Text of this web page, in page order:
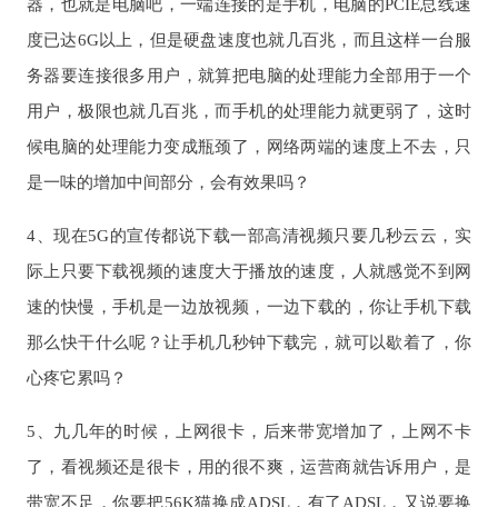
器，也就是电脑吧，一端连接的是手机，电脑的PCIE总线速
度已达6G以上，但是硬盘速度也就几百兆，而且这样一台服
务器要连接很多用户，就算把电脑的处理能力全部用于一个
用户，极限也就几百兆，而手机的处理能力就更弱了，这时
候电脑的处理能力变成瓶颈了，网络两端的速度上不去，只
是一味的增加中间部分，会有效果吗？
4、现在5G的宣传都说下载一部高清视频只要几秒云云，实
际上只要下载视频的速度大于播放的速度，人就感觉不到网
速的快慢，手机是一边放视频，一边下载的，你让手机下载
那么快干什么呢？让手机几秒钟下载完，就可以歇着了，你
心疼它累吗？
5、九几年的时候，上网很卡，后来带宽增加了，上网不卡
了，看视频还是很卡，用的很不爽，运营商就告诉用户，是
带宽不足，你要把56K猫换成ADSL，有了ADSL，又说要换